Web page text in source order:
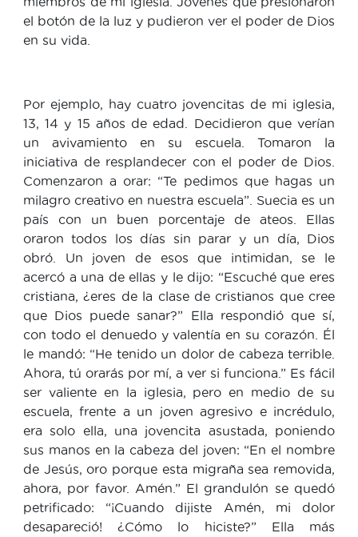
el botón de la luz y pudieron ver el poder de Dios
en su vida.
Por ejemplo, hay cuatro jovencitas de mi iglesia,
13, 14 y 15 años de edad. Decidieron que verían
un avivamiento en su escuela. Tomaron la
iniciativa de resplandecer con el poder de Dios.
Comenzaron a orar: “Te pedimos que hagas un
milagro creativo en nuestra escuela”. Suecia es un
país con un buen porcentaje de ateos. Ellas
oraron todos los días sin parar y un día, Dios
obró. Un joven de esos que intimidan, se le
acercó a una de ellas y le dijo: “Escuché que eres
cristiana, ¿eres de la clase de cristianos que cree
que Dios puede sanar?” Ella respondió que sí,
con todo el denuedo y valentía en su corazón. Él
le mandó: “He tenido un dolor de cabeza terrible.
Ahora, tú orarás por mí, a ver si funciona.” Es fácil
ser valiente en la iglesia, pero en medio de su
escuela, frente a un joven agresivo e incrédulo,
era solo ella, una jovencita asustada, poniendo
sus manos en la cabeza del joven: “En el nombre
de Jesús, oro porque esta migraña sea removida,
ahora, por favor. Amén.” El grandulón se quedó
petrificado: “¡Cuando dijiste Amén, mi dolor
desapareció! ¿Cómo lo hiciste?” Ella más